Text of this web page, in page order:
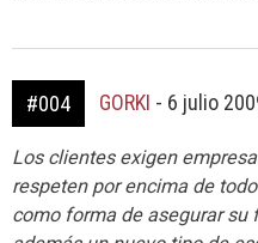
#004 GORKI - 6 julio
Los clientes exigen
respeten por encima de
como forma de asegurar su